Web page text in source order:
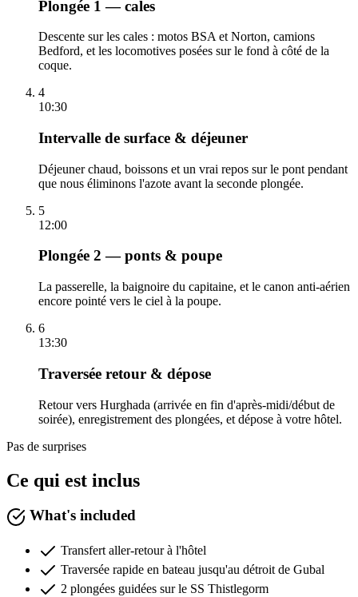
Plongée 1 — cales
Descente sur les cales : motos BSA et Norton, camions
Bedford, et les locomotives posées sur le fond à côté de la
coque.
4
10:30
Intervalle de surface & déjeuner
Déjeuner chaud, boissons et un vrai repos sur le pont pendant
que nous éliminons l'azote avant la seconde plongée.
5
12:00
Plongée 2 — ponts & poupe
La passerelle, la baignoire du capitaine, et le canon anti-aérien
encore pointé vers le ciel à la poupe.
6
13:30
Traversée retour & dépose
Retour vers Hurghada (arrivée en fin d'après-midi/début de
soirée), enregistrement des plongées, et dépose à votre hôtel.
Pas de surprises
Ce qui est inclus
What's included
Transfert aller-retour à l'hôtel
Traversée rapide en bateau jusqu'au détroit de Gubal
2 plongées guidées sur le SS Thistlegorm